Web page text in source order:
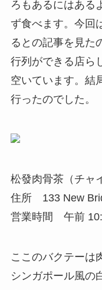
ろもあるにはあ
ず食べます。今回
るとの記事を見た
行列ができる店ら
空いています。結
行ったのでした。
松發肉骨茶（チャ
住所 133 New
営業時間 午前
ここのバクテーは
シンガポール風の